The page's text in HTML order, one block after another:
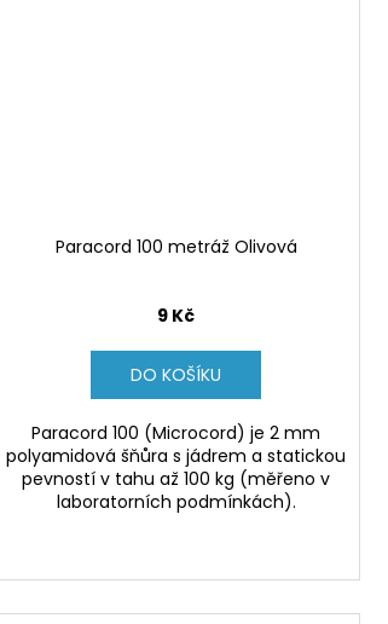
Paracord 100 metráž Olivová
9 Kč
DO KOŠÍKU
Paracord 100 (Microcord) je 2 mm
polyamidová šňůra s jádrem a statickou
pevností v tahu až 100 kg (měřeno v
laboratorních podmínkách).